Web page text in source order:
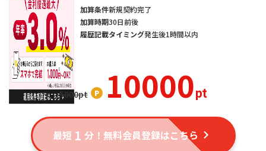
5000pt 10000pt
加算条件新規契約完了
加算時期30日前後
履歴記載タイミング発生後1時間以内
最短 1 分！無料会員登録はこちら